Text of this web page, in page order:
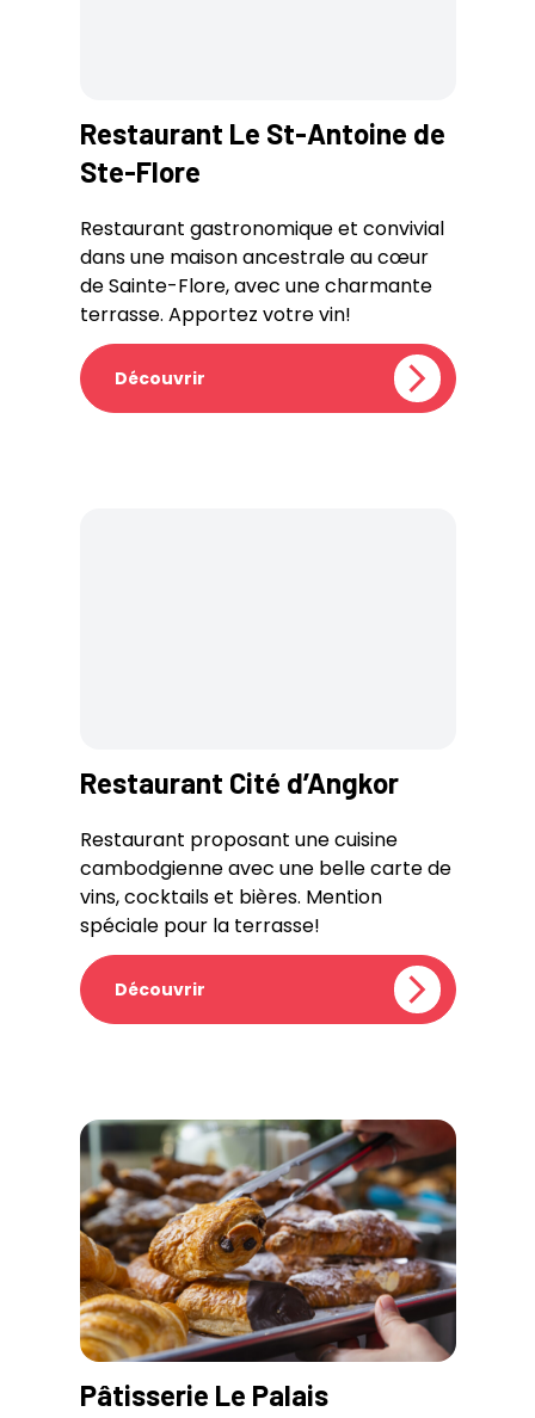
Restaurant Le St-Antoine de
Ste-Flore
Restaurant gastronomique et convivial
dans une maison ancestrale au cœur
de Sainte-Flore, avec une charmante
terrasse. Apportez votre vin!
Découvrir
Restaurant Cité d’Angkor
Restaurant proposant une cuisine
cambodgienne avec une belle carte de
vins, cocktails et bières. Mention
spéciale pour la terrasse!
Découvrir
Pâtisserie Le Palais